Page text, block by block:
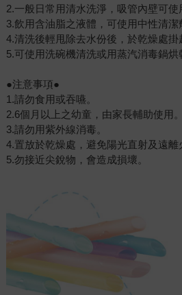
2.一般日常用清水洗淨，吸管內壁可使
3.飲用含油脂之液體，可使用中性清潔
4.清洗後輕甩除去水份後，於乾燥處掛
5.可使用洗碗機清洗或用蒸汽消毒鍋烘
●注意事項●
1.請勿食用或吞嚥。
2.6個月以上之幼童，由家長輔助使用。
3.請勿用紫外線消毒。
4.置放於乾燥處，避免陽光直射及遠離
5.勿接近尖銳物，會造成損壞。